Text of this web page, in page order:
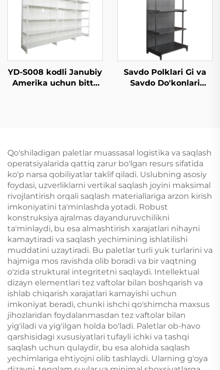
YD-S008 kodli Janubiy
Amerika uchun bitta
Savdo Polklari Gi va
Savdo Do'konlari
Qo'shiladigan paletlar muassasal logistika va saqlash
operatsiyalarida qattiq zarur bo'lgan resurs sifatida
ko'p narsa qobiliyatlar taklif qiladi. Uslubning asosiy
foydasi, uzverliklarni vertikal saqlash joyini maksimal
rivojlantirish orqali saqlash materiallariga arzon kirish
imkoniyatini ta'minlashda yotadi. Robust
konstruksiya ajralmas dayanduruvchilikni
ta'minlaydi, bu esa almashtirish xarajatlari nihayni
kamaytiradi va saqlash yechimining ishlatilishi
muddatini uzaytiradi. Bu paletlar turli yuk turlarini va
hajmiga mos ravishda olib boradi va bir vaqtning
o'zida struktural integritetni saqlaydi. Intellektual
dizayn elementlari tez vaftolar bilan boshqarish va
ishlab chiqarish xarajatlari kamayishi uchun
imkoniyat beradi, chunki ishchi qo'shimcha maxsus
jihozlaridan foydalanmasdan tez vaftolar bilan
yig'iladi va yig'ilgan holda bo'ladi. Paletlar ob-havo
qarshisidagi xususiyatlari tufayli ichki va tashqi
saqlash uchun qulaydir, bu esa alohida saqlash
yechimlariga ehtiyojni olib tashlaydi. Ularning g'oya